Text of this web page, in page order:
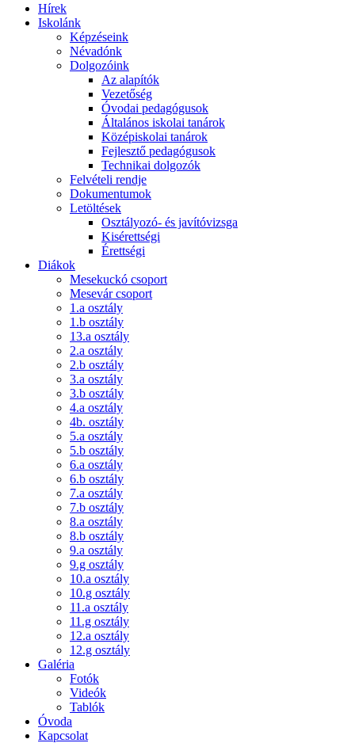
Hírek
Iskolánk
Képzéseink
Névadónk
Dolgozóink
Az alapítók
Vezetőség
Óvodai pedagógusok
Általános iskolai tanárok
Középiskolai tanárok
Fejlesztő pedagógusok
Technikai dolgozók
Felvételi rendje
Dokumentumok
Letöltések
Osztályozó- és javítóvizsga
Kisérettségi
Érettségi
Diákok
Mesekuckó csoport
Mesevár csoport
1.a osztály
1.b osztály
13.a osztály
2.a osztály
2.b osztály
3.a osztály
3.b osztály
4.a osztály
4b. osztály
5.a osztály
5.b osztály
6.a osztály
6.b osztály
7.a osztály
7.b osztály
8.a osztály
8.b osztály
9.a osztály
9.g osztály
10.a osztály
10.g osztály
11.a osztály
11.g osztály
12.a osztály
12.g osztály
Galéria
Fotók
Videók
Tablók
Óvoda
Kapcsolat